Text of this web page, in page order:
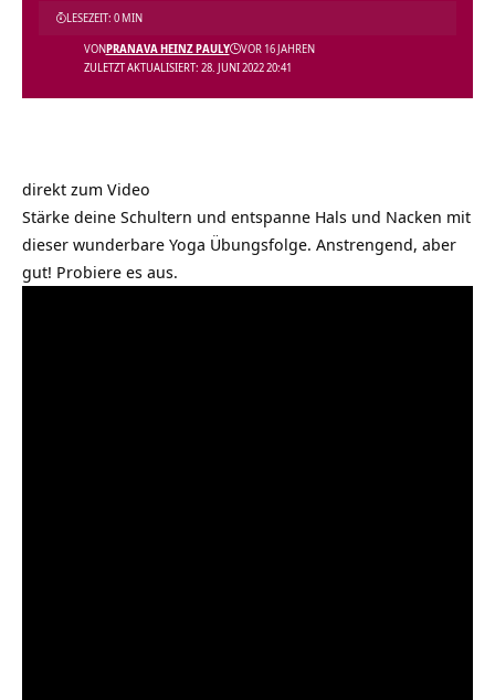
ZULETZT AKTUALISIERT: 28. JUNI 2022 20:41
VONPRANAVA HEINZ PAULY VOR 16 JAHREN
LESEZEIT: 0 MIN
direkt zum Video
Stärke deine Schultern und entspanne Hals und Nacken mit
dieser wunderbare Yoga Übungsfolge. Anstrengend, aber
gut! Probiere es aus.